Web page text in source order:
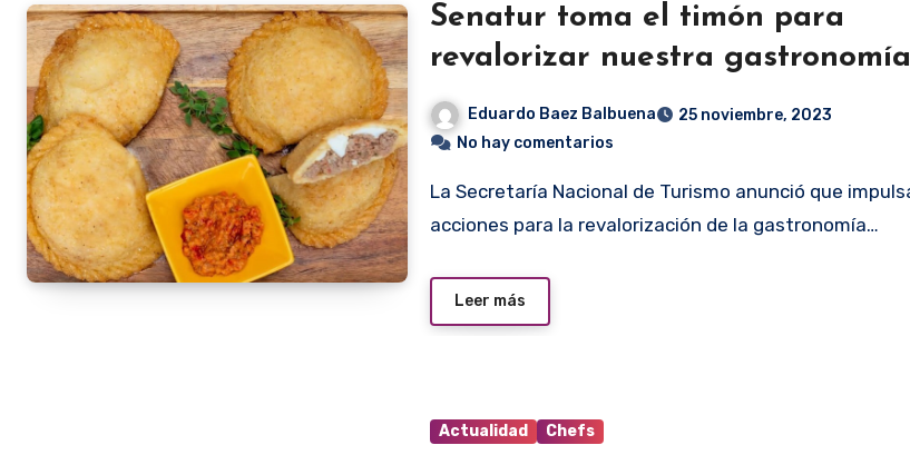
Senatur toma el timón para
revalorizar nuestra gastronomía
Eduardo Baez Balbuena
25 noviembre, 2023
No hay comentarios
La Secretaría Nacional de Turismo anunció que impulsará
acciones para la revalorización de la gastronomía…
Leer más
Actualidad Chefs